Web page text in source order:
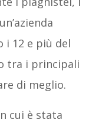
i 12 e più del
tra i principali
di meglio.
cui è stata